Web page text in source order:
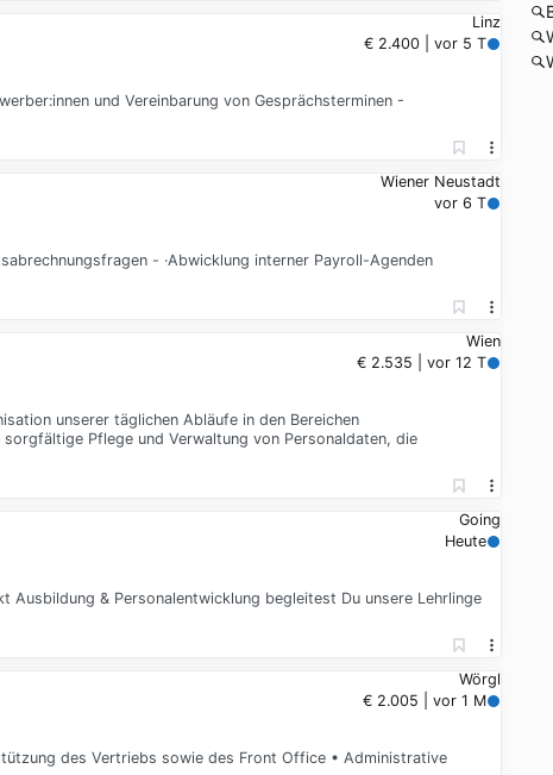
Linz
€ 2.400 | vor 5 T
und Vereinbarung von Gesprächsterminen -
Wiener Neustadt
vor 6 T
- ·Abwicklung interner Payroll-Agenden
Wien
€ 2.535 | vor 12 T
unserer täglichen Abläufe in den Bereichen
Pflege und Verwaltung von Personaldaten, die
Going
Heute
& Personalentwicklung begleitest Du unsere Lehrlinge
Wörgl
€ 2.005 | vor 1 M
des Vertriebs sowie des Front Office • Administrative